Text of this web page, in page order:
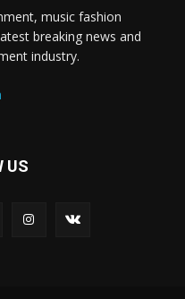
music fashion
breaking news and
industry.
US